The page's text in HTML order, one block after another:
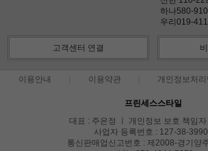
하나580-
우리019-
고객센터 연결
이용안내 이용약관 개인정보처리
프린세스스타일
대표 : 주은정 ㅣ 개인정보 보호 책임자
사업자 등록번호 : 127-38-
통신판매업신고번호 : 제2008-경기양